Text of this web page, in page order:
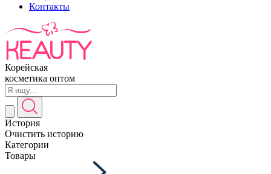
Контакты
Корейская
косметика оптом
История
Очистить историю
Категории
Товары